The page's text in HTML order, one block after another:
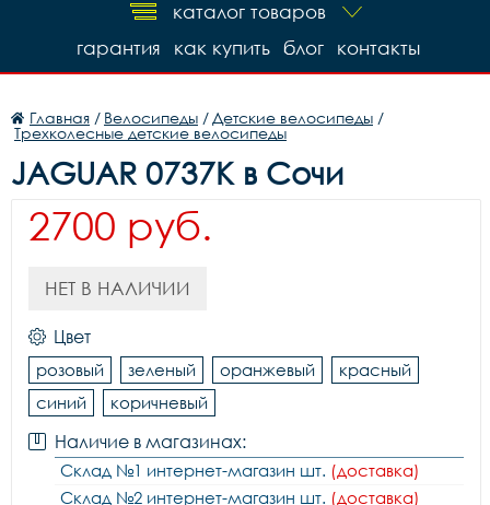
каталог товаров
контакты
блог
как купить
гарантия
Главная / Велосипеды / Детские велосипеды /
Трехколесные детские велосипеды
JAGUAR 0737K в Сочи
2700 руб.
НЕТ В НАЛИЧИИ
Цвет
розовый зеленый оранжевый
красный
синий
коричневый
Наличие в магазинах:
Склад №1 интернет-магазин шт. (доставка)
Склад №2 интернет-магазин шт. (доставка)